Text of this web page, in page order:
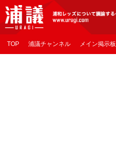
[浦議]浦和レッズについて議論するページ
TOP 浦議チャンネル メイン掲示板